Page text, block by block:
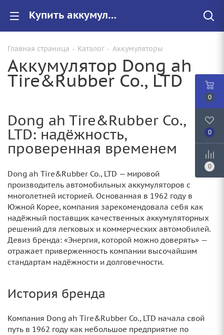
Купить аккумулятор Dong ah Tire&Rubber Co., LTD для авто,цены на АКБ в Саратове
Главная страница - Каталог - Аккумуляторы
Аккумулятор Dong ah
Tire&Rubber Co., LTD
Dong ah Tire&Rubber Co.,
LTD: надёжность,
проверенная временем
Dong ah Tire&Rubber Co., LTD — мировой
производитель автомобильных аккумуляторов с
многолетней историей. Основанная в 1962 году в
Южной Корее, компания зарекомендовала себя как
надёжный поставщик качественных аккумуляторных
решений для легковых и коммерческих автомобилей.
Девиз бренда: «Энергия, которой можно доверять» —
отражает приверженность компании высочайшим
стандартам надёжности и долговечности.
История бренда
Компания Dong ah Tire&Rubber Co., LTD начала свой
путь в 1962 году как небольшое предприятие по
0
0
0